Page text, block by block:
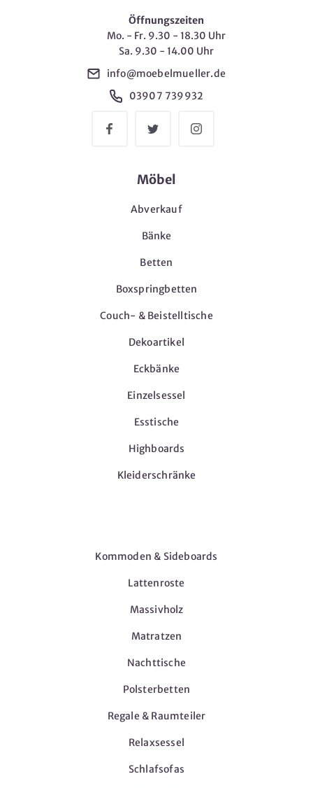
Öffnungszeiten
Mo. - Fr. 9.30 - 18.30 Uhr
Sa. 9.30 - 14.00 Uhr
info@moebelmueller.de
03907 739932
Möbel
Abverkauf
Bänke
Betten
Boxspringbetten
Couch- & Beistelltische
Dekoartikel
Eckbänke
Einzelsessel
Esstische
Highboards
Kleiderschränke
Kommoden & Sideboards
Lattenroste
Massivholz
Matratzen
Nachttische
Polsterbetten
Regale & Raumteiler
Relaxsessel
Schlafsofas